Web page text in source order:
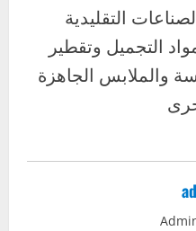
التقليدية
التجميل وتقطير
والملابس الجاهزة